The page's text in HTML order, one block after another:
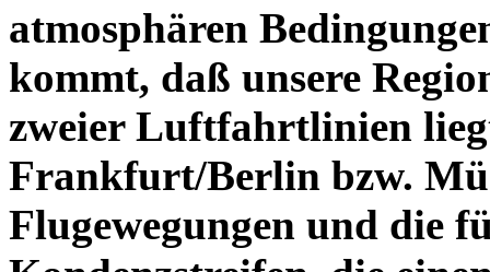
atmosphären
kommt, daß unsere
zweier Luftfahrtlinien
Frankfurt/Berlin bzw.
Flugewegungen und die